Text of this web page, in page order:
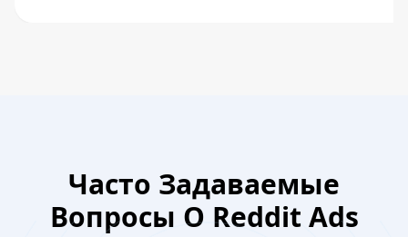
Часто Задаваемые
Вопросы О Reddit Ads